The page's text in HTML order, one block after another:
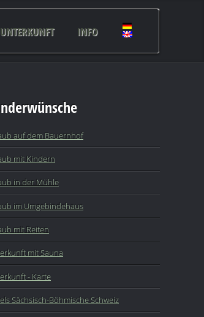
UNTERKUNFT INFO
auf dem Bauernhof
mit Kindern
in der Mühle
im Umgebindehaus
mit Reiten
mit Sauna
- Karte
Sächsisch-Böhmische Schweiz